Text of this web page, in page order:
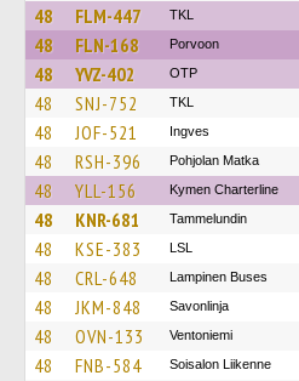
48 FLM-447 TKL
48 FLN-168 Porvoon
48 YVZ-402 OTP
48 SNJ-752 TKL
48 JOF-521 Ingves
48 RSH-396 Pohjolan Matka
48 YLL-156 Kymen Charterline
48 KNR-681 Tammelundin
48 KSE-383 LSL
48 CRL-648 Lampinen Buses
48 JKM-848 Savonlinja
48 OVN-133 Ventoniemi
48 FNB-584 Soisalon Liikenne